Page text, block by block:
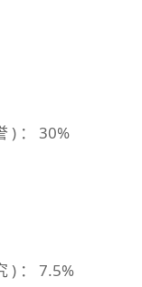
) ： 30%
) ： 7.5%